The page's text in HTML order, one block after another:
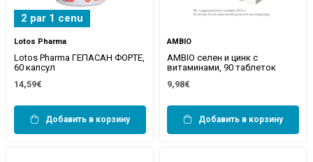
2 par 1 cenu
Lotos Pharma
Lotos Pharma ГЕПАСАН ФОРТЕ,
60 капсул
14,59€
Добавить в корзину
AMBIO
AMBIO селен и цинк с
витаминами, 90 таблеток
9,98€
Добавить в корзину